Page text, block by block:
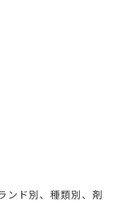
ンド別、種類別、剤